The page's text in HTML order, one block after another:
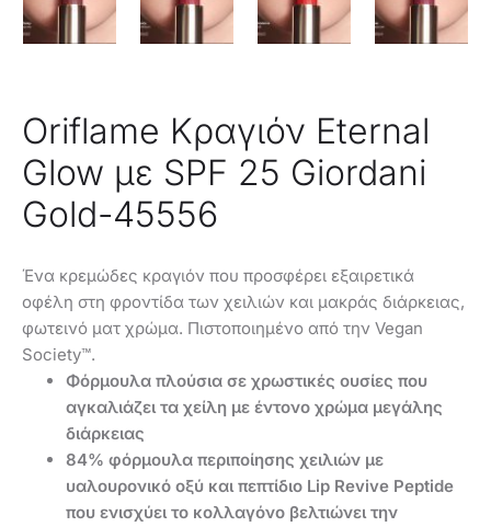
Oriflame Kραγιόν Eternal
Glow με SPF 25 Giordani
Gold-45556
Ένα κρεμώδες κραγιόν που προσφέρει εξαιρετικά
οφέλη στη φροντίδα των χειλιών και μακράς διάρκειας,
φωτεινό ματ χρώμα. Πιστοποιημένο από την Vegan
Society™.
Φόρμουλα πλούσια σε χρωστικές ουσίες που
αγκαλιάζει τα χείλη με έντονο χρώμα μεγάλης
διάρκειας
84% φόρμουλα περιποίησης χειλιών με
υαλουρονικό οξύ και πεπτίδιο Lip Revive Peptide
που ενισχύει το κολλαγόνο βελτιώνει την